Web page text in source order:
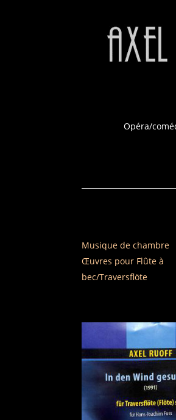
Opéra/
Musique de chambre
Œuvres pour Flûte à
bec/Traversflöte